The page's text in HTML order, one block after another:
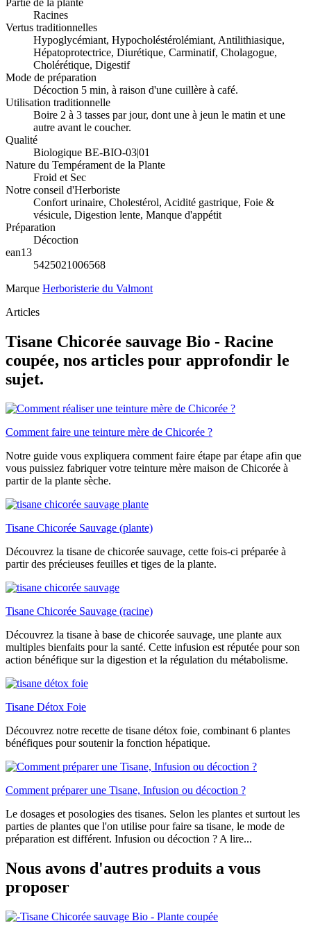
Partie de la plante
Racines
Vertus traditionnelles
Hypoglycémiant, Hypocholéstérolémiant, Antilithiasique,
Hépatoprotectrice, Diurétique, Carminatif, Cholagogue,
Cholérétique, Digestif
Mode de préparation
Décoction 5 min, à raison d'une cuillère à café.
Utilisation traditionnelle
Boire 2 à 3 tasses par jour, dont une à jeun le matin et une
autre avant le coucher.
Qualité
Biologique BE-BIO-03|01
Nature du Tempérament de la Plante
Froid et Sec
Notre conseil d'Herboriste
Confort urinaire, Cholestérol, Acidité gastrique, Foie &
vésicule, Digestion lente, Manque d'appétit
Préparation
Décoction
ean13
5425021006568
Marque Herboristerie du Valmont
Articles
Tisane Chicorée sauvage Bio - Racine
coupée, nos articles pour approfondir le
sujet.
Comment faire une teinture mère de Chicorée ?
Notre guide vous expliquera comment faire étape par étape afin que
vous puissiez fabriquer votre teinture mère maison de Chicorée à
partir de la plante sèche.
Tisane Chicorée Sauvage (plante)
Découvrez la tisane de chicorée sauvage, cette fois-ci préparée à
partir des précieuses feuilles et tiges de la plante.
Tisane Chicorée Sauvage (racine)
Découvrez la tisane à base de chicorée sauvage, une plante aux
multiples bienfaits pour la santé. Cette infusion est réputée pour son
action bénéfique sur la digestion et la régulation du métabolisme.
Tisane Détox Foie
Découvrez notre recette de tisane détox foie, combinant 6 plantes
bénéfiques pour soutenir la fonction hépatique.
Comment préparer une Tisane, Infusion ou décoction ?
Le dosages et posologies des tisanes. Selon les plantes et surtout les
parties de plantes que l'on utilise pour faire sa tisane, le mode de
préparation est différent. Infusion ou décoction ? A lire...
Nous avons d'autres produits a vous
proposer